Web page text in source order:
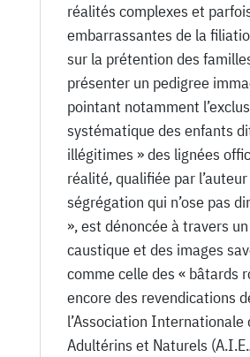
1956
réalités complexes et
embarrassantes de la
sur la prétention des
présenter un pedigree
pointant notamment
systématique des enfants
illégitimes » des lignées
réalité, qualifiée par l’auteur
ségrégation qui n’ose pas
», est dénoncée à travers
caustique et des images
comme celle des « bâtards
encore des revendications
l’Association Internationale
Adultérins et Naturels